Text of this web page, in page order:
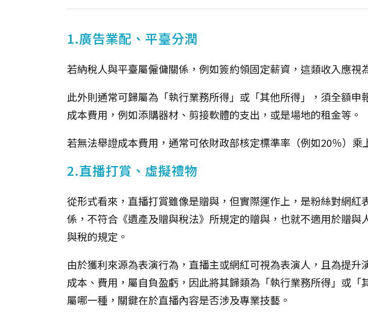
1.廣告業配、平臺分潤
若納稅人與平臺屬僱傭關係，例如簽約領固定薪資，這類收入應視
此外則通常可歸屬為「執行業務所得」或「其他所得」，須全額申
成本費用，例如添購器材、剪接軟體的支出，或是場地的租金等。
若無法舉證成本費用，通常可依財政部核定標準率（例如20％）乘
2.直播打賞、虛擬禮物
從形式看來，直播打賞雖像是贈與，但實際運作上，是粉絲對網紅
係，不符合《遺產及贈與稅法》所規定的贈與，也就不適用於贈與
與稅的規定。
由於獲利來源為表演行為，直播主或網紅可視為表演人，且為提升
成本、費用，屬自負盈虧，因此將其歸類為「執行業務所得」或「
屬哪一種，關鍵在於直播內容是否涉及專業技藝。